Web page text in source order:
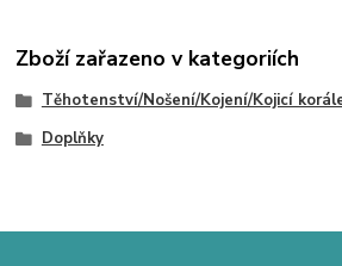
Zboží zařazeno v kategoriích
Těhotenství/Nošení/Kojení/Kojicí
Doplňky